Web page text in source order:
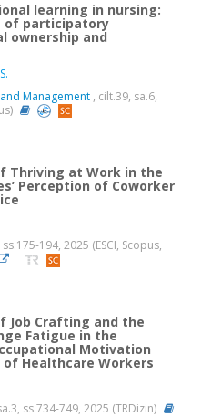
learning in nursing:
of participatory
ownership and
Management , cilt.39, sa.6,
Thriving at Work in the
Perception of Coworker
194, 2025 (ESCI, Scopus,
Job Crafting and the
Fatigue in the
Motivation
Healthcare Workers
ss.734-749, 2025 (TRDizin)